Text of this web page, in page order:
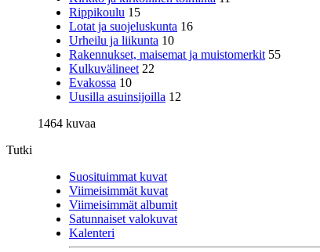
Rippikoulu 15
Lotat ja suojeluskunta 16
Urheilu ja liikunta 10
Rakennukset, maisemat ja muistomerkit 55
Kulkuvälineet 22
Evakossa 10
Uusilla asuinsijoilla 12
1464 kuvaa
Tutki
Suosituimmat kuvat
Viimeisimmät kuvat
Viimeisimmät albumit
Satunnaiset valokuvat
Kalenteri